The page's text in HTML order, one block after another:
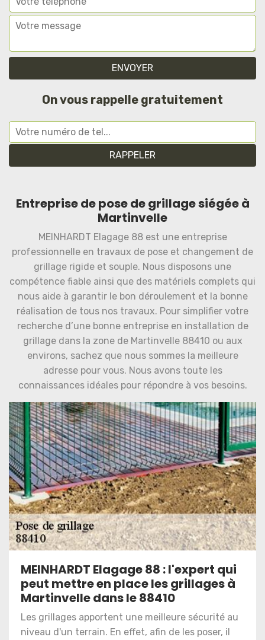
On vous rappelle gratuitement
Entreprise de pose de grillage siégée à
Martinvelle
MEINHARDT Elagage 88 est une entreprise
professionnelle en travaux de pose et changement de
grillage rigide et souple. Nous disposons une
compétence fiable ainsi que des matériels complets qui
nous aide à garantir le bon déroulement et la bonne
réalisation de tous nos travaux. Pour simplifier votre
recherche d’une bonne entreprise en installation de
grillage dans la zone de Martinvelle 88410 ou aux
environs, sachez que nous sommes la meilleure
adresse pour vous. Nous avons toute les
connaissances idéales pour répondre à vos besoins.
MEINHARDT Elagage 88 : l'expert qui
peut mettre en place les grillages à
Martinvelle dans le 88410
Les grillages apportent une meilleure sécurité au
niveau d'un terrain. En effet, afin de les poser, il